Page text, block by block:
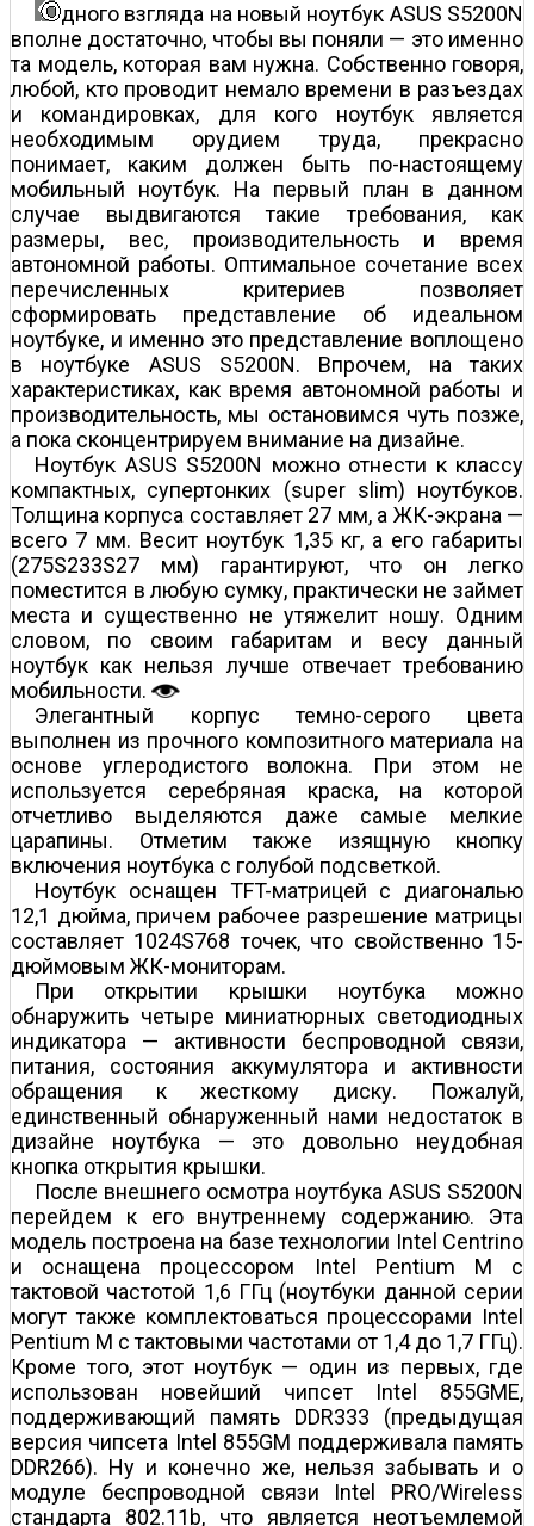
дного взгляда на новый ноутбук ASUS S5200N
вполне достаточно, чтобы вы поняли — это именно
та модель, которая вам нужна. Собственно говоря,
любой, кто проводит немало времени в разъездах
и командировках, для кого ноутбук является
необходимым орудием труда, прекрасно
понимает, каким должен быть по-настоящему
мобильный ноутбук. На первый план в данном
случае выдвигаются такие требования, как
размеры, вес, производительность и время
автономной работы. Оптимальное сочетание всех
перечисленных критериев позволяет
сформировать представление об идеальном
ноутбуке, и именно это представление воплощено
в ноутбуке ASUS S5200N. Впрочем, на таких
характеристиках, как время автономной работы и
производительность, мы остановимся чуть позже,
а пока сконцентрируем внимание на дизайне.
Ноутбук ASUS S5200N можно отнести к классу
компактных, супертонких (super slim) ноутбуков.
Толщина корпуса составляет 27 мм, а ЖК-экрана —
всего 7 мм. Весит ноутбук 1,35 кг, а его габариты
(275Ѕ233Ѕ27 мм) гарантируют, что он легко
поместится в любую сумку, практически не займет
места и существенно не утяжелит ношу. Одним
словом, по своим габаритам и весу данный
ноутбук как нельзя лучше отвечает требованию
мобильности.
Элегантный корпус темно-серого цвета
выполнен из прочного композитного материала на
основе углеродистого волокна. При этом не
используется серебряная краска, на которой
отчетливо выделяются даже самые мелкие
царапины. Отметим также изящную кнопку
включения ноутбука с голубой подсветкой.
Ноутбук оснащен TFT-матрицей с диагональю
12,1 дюйма, причем рабочее разрешение матрицы
составляет 1024Ѕ768 точек, что свойственно 15-
дюймовым ЖК-мониторам.
При открытии крышки ноутбука можно
обнаружить четыре миниатюрных светодиодных
индикатора — активности беспроводной связи,
питания, состояния аккумулятора и активности
обращения к жесткому диску. Пожалуй,
единственный обнаруженный нами недостаток в
дизайне ноутбука — это довольно неудобная
кнопка открытия крышки.
После внешнего осмотра ноутбука ASUS S5200N
перейдем к его внутреннему содержанию. Эта
модель построена на базе технологии Intel Centrino
и оснащена процессором Intel Pentium M с
тактовой частотой 1,6 ГГц (ноутбуки данной серии
могут также комплектоваться процессорами Intel
Pentium M с тактовыми частотами от 1,4 до 1,7 ГГц).
Кроме того, этот ноутбук — один из первых, где
использован новейший чипсет Intel 855GME,
поддерживающий память DDR333 (предыдущая
версия чипсета Intel 855GM поддерживала память
DDR266). Ну и конечно же, нельзя забывать и о
модуле беспроводной связи Intel PRO/Wireless
стандарта 802.11b, что является неотъемлемой